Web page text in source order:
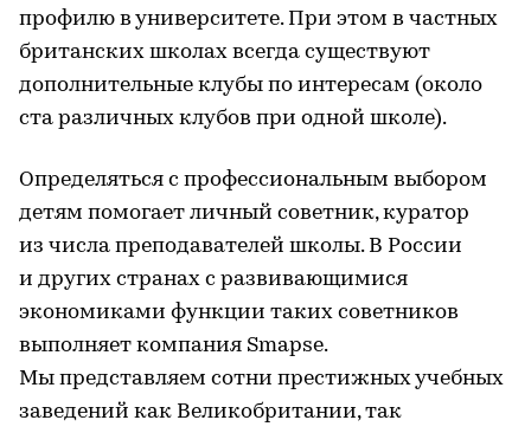
профилю в университете. При этом в частных
британских школах всегда существуют
дополнительные клубы по интересам (около
ста различных клубов при одной школе).
Определяться с профессиональным выбором
детям помогает личный советник, куратор
из числа преподавателей школы. В России
и других странах с развивающимися
экономиками функции таких советников
выполняет компания Smapse.
Мы представляем сотни престижных учебных
заведений как Великобритании, так